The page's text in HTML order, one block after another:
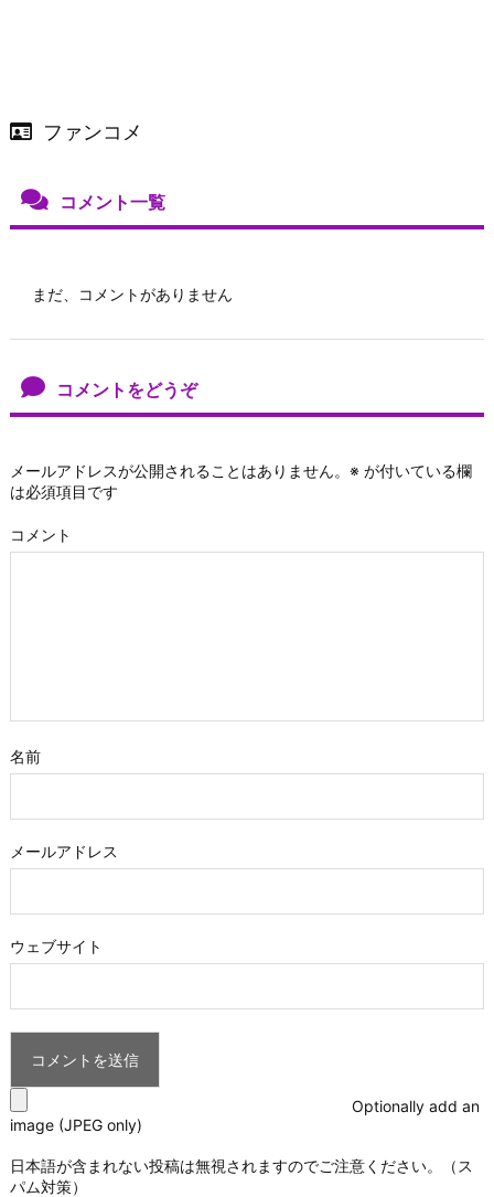
ファンコメ
コメント一覧
まだ、コメントがありません
コメントをどうぞ
メールアドレスが公開されることはありません。 ※ が付いている欄
は必須項目です
コメント
名前
メールアドレス
ウェブサイト
Optionally add an
image (JPEG only)
日本語が含まれない投稿は無視されますのでご注意ください。（ス
パム対策）